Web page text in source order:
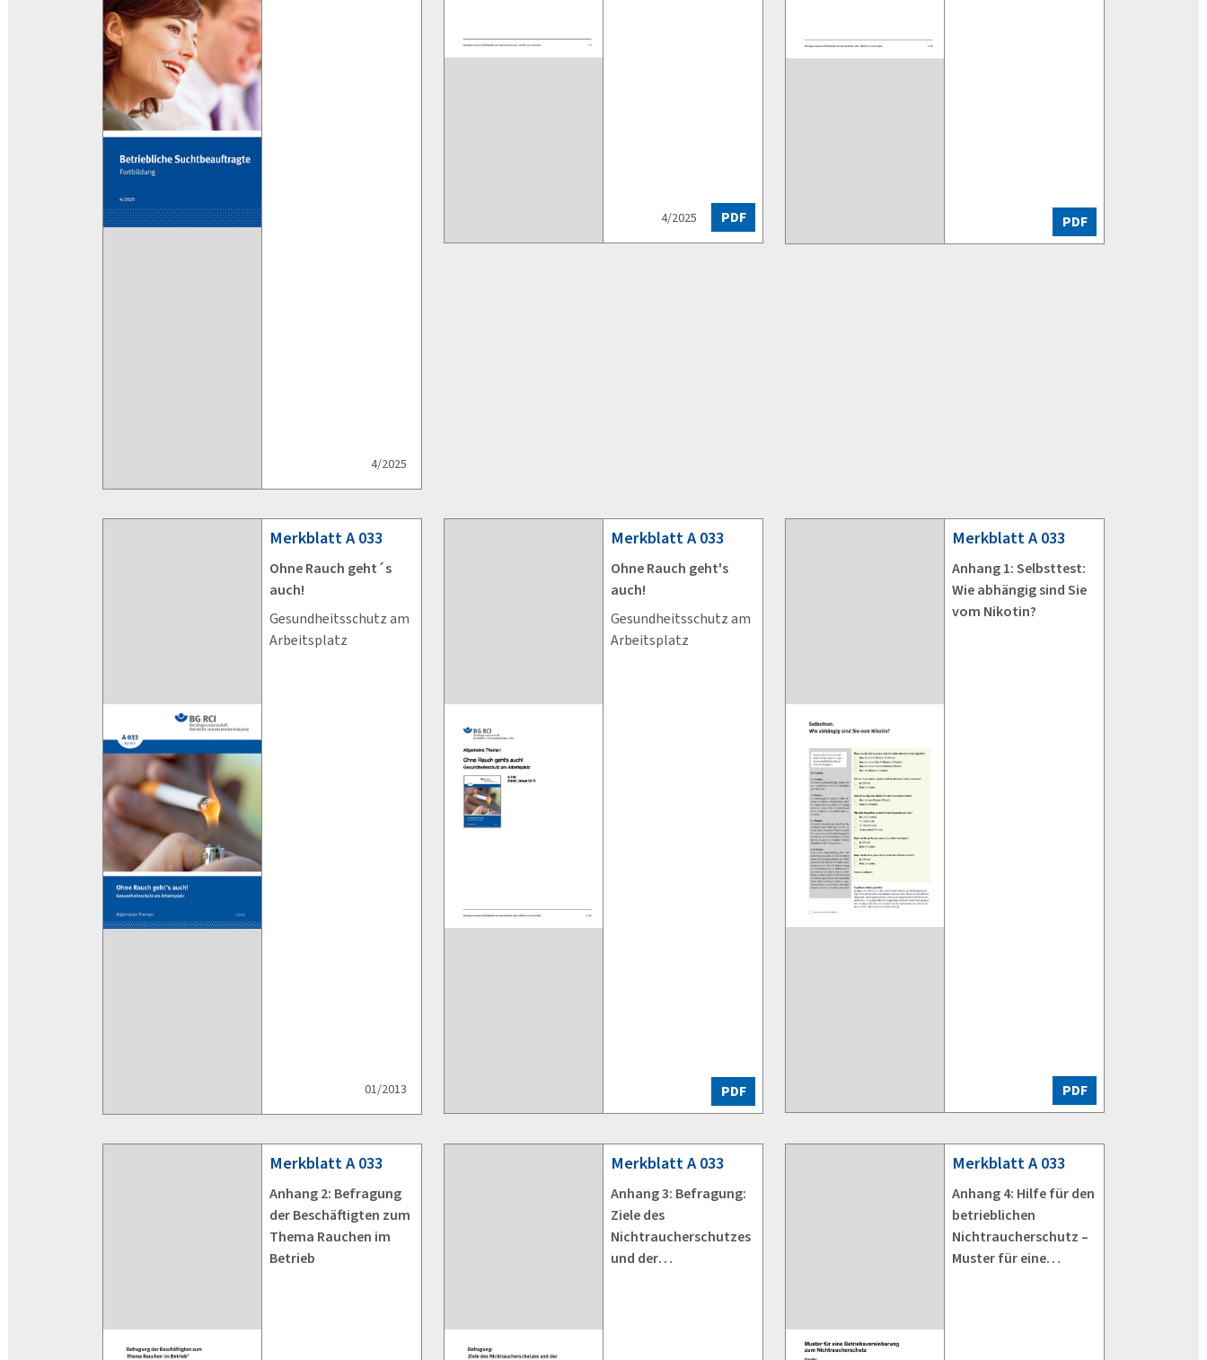
4/2025
4/2025 PDF PDF
MerkblattA 033
Ohne Rauch geht´s
auch!
Gesundheitsschutz am
Arbeitsplatz
01/2013
MerkblattA 033
Ohne Rauch geht's
auch!
Gesundheitsschutz am
Arbeitsplatz
PDF
MerkblattA 033
Anhang 1: Selbsttest:
Wie abhängig sind Sie
vom Nikotin?
PDF
MerkblattA 033
Anhang 2: Befragung
der Beschäftigten zum
Thema Rauchen im
Betrieb
MerkblattA 033
Anhang 3: Befragung:
Ziele des
Nichtraucherschutzes
und der
MerkblattA 033
Anhang 4: Hilfe für den
betrieblichen
Nichtraucherschutz –
Muster für eine